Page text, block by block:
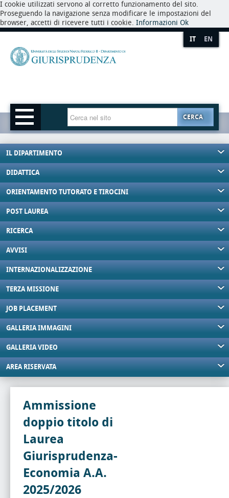
I cookie utilizzati servono al corretto funzionamento del sito.
Proseguendo la navigazione senza modificare le impostazioni del
browser, accetti di ricevere tutti i cookie. Informazioni Ok
IT EN
CERCA
IL DIPARTIMENTO
DIDATTICA
ORIENTAMENTO TUTORATO E TIROCINI
POST LAUREA
RICERCA
AVVISI
INTERNAZIONALIZZAZIONE
TERZA MISSIONE
JOB PLACEMENT
GALLERIA IMMAGINI
GALLERIA VIDEO
AREA RISERVATA
Ammissione
doppio titolo di
Laurea
Giurisprudenza-
Economia A.A.
2025/2026